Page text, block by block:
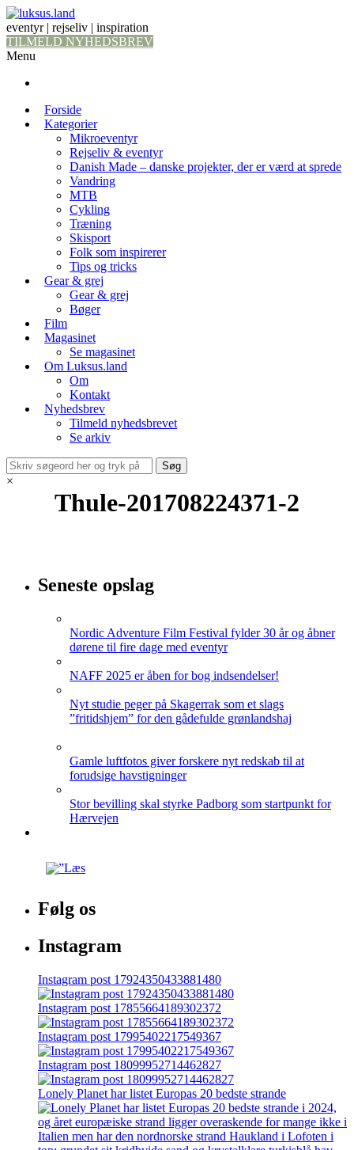
eventyr | rejseliv | inspiration
TILMELD NYHEDSBREV
Menu
Forside
Kategorier
Mikroeventyr
Rejseliv & eventyr
Danish Made – danske projekter, der er værd at sprede
Vandring
MTB
Cykling
Træning
Skisport
Folk som inspirerer
Tips og tricks
Gear & grej
Gear & grej
Bøger
Film
Magasinet
Se magasinet
Om Luksus.land
Om
Kontakt
Nyhedsbrev
Tilmeld nyhedsbrevet
Se arkiv
×
Thule-201708224371-2
Seneste opslag
Nordic Adventure Film Festival fylder 30 år og åbner
dørene til fire dage med eventyr
NAFF 2025 er åben for bog indsendelser!
Nyt studie peger på Skagerrak som et slags
”fritidshjem” for den gådefulde grønlandshaj
Gamle luftfotos giver forskere nyt redskab til at
forudsige havstigninger
Stor bevilling skal styrke Padborg som startpunkt for
Hærvejen
Følg os
Instagram
Instagram post 17924350433881480
Instagram post 17855664189302372
Instagram post 17995402217549367
Instagram post 18099952714462827
Lonely Planet har listet Europas 20 bedste strande